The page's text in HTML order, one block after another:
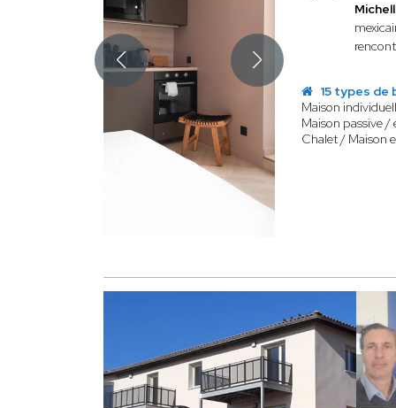
15 types de
Maison
Maison passive /
Chalet / Maison